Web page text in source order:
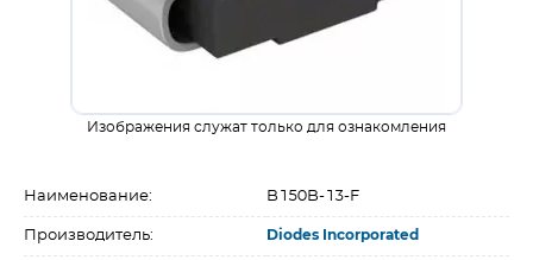
Изображения служат только для ознакомления
Наименование: B150B-13-F
Производитель: Diodes Incorporated